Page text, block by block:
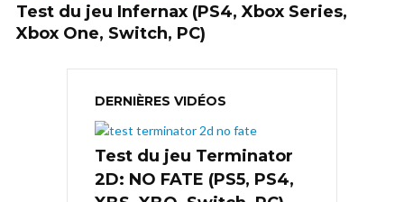
Test du jeu Infernax (PS4, Xbox Series,
Xbox One, Switch, PC)
DERNIÈRES VIDÉOS
Test du jeu Terminator
2D: NO FATE (PS5, PS4,